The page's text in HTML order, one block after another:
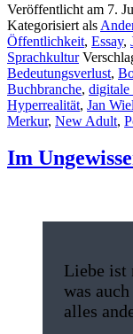
Veröffentlicht am 7.
Kategorisiert als
Öffentlichkeit, Essay,
Sprachkultur
Bedeutungsverlust,
Buchbranche,
Hyperrealität, Jan
Merkur, New Adult,
Im
Liebe ist
was
alles